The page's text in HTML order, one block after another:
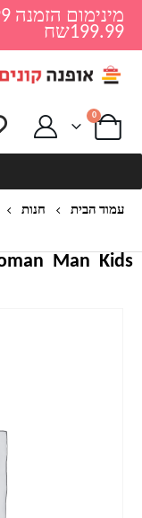
199.99שח
0
עמוד הבית חנות
Kids
Man